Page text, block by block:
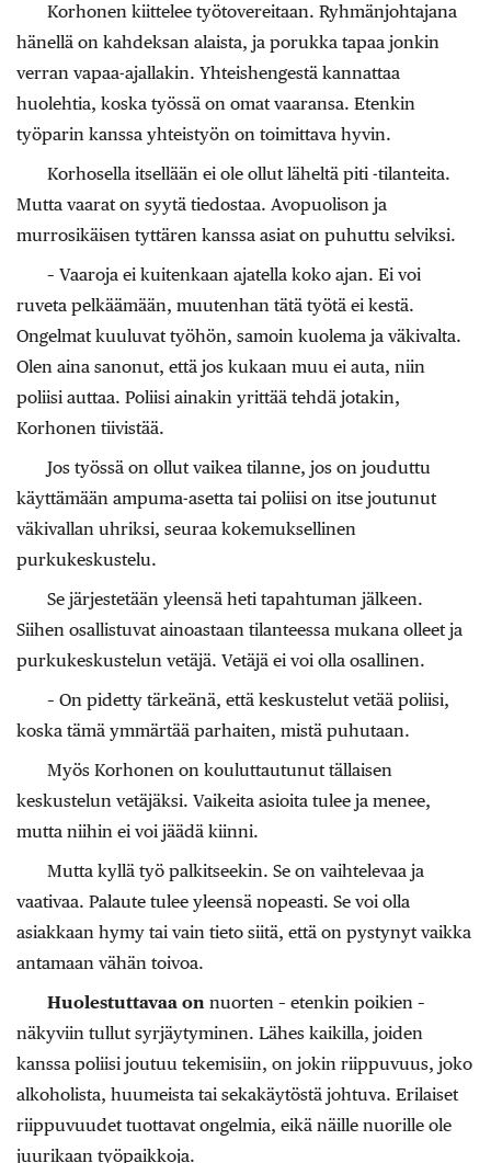
Korhonen kiittelee työtovereitaan. Ryhmänjohtajana
hänellä on kahdeksan alaista, ja porukka tapaa jonkin
verran vapaa-ajallakin. Yhteishengestä kannattaa
huolehtia, koska työssä on omat vaaransa. Etenkin
työparin kanssa yhteistyön on toimittava hyvin.
Korhosella itsellään ei ole ollut läheltä piti -tilanteita.
Mutta vaarat on syytä tiedostaa. Avopuolison ja
murrosikäisen tyttären kanssa asiat on puhuttu selviksi.
– Vaaroja ei kuitenkaan ajatella koko ajan. Ei voi
ruveta pelkäämään, muutenhan tätä työtä ei kestä.
Ongelmat kuuluvat työhön, samoin kuolema ja väkivalta.
Olen aina sanonut, että jos kukaan muu ei auta, niin
poliisi auttaa. Poliisi ainakin yrittää tehdä jotakin,
Korhonen tiivistää.
Jos työssä on ollut vaikea tilanne, jos on jouduttu
käyttämään ampuma-asetta tai poliisi on itse joutunut
väkivallan uhriksi, seuraa kokemuksellinen
purkukeskustelu.
Se järjestetään yleensä heti tapahtuman jälkeen.
Siihen osallistuvat ainoastaan tilanteessa mukana olleet ja
purkukeskustelun vetäjä. Vetäjä ei voi olla osallinen.
– On pidetty tärkeänä, että keskustelut vetää poliisi,
koska tämä ymmärtää parhaiten, mistä puhutaan.
Myös Korhonen on kouluttautunut tällaisen
keskustelun vetäjäksi. Vaikeita asioita tulee ja menee,
mutta niihin ei voi jäädä kiinni.
Mutta kyllä työ palkitseekin. Se on vaihtelevaa ja
vaativaa. Palaute tulee yleensä nopeasti. Se voi olla
asiakkaan hymy tai vain tieto siitä, että on pystynyt vaikka
antamaan vähän toivoa.
Huolestuttavaa on nuorten – etenkin poikien –
näkyviin tullut syrjäytyminen. Lähes kaikilla, joiden
kanssa poliisi joutuu tekemisiin, on jokin riippuvuus, joko
alkoholista, huumeista tai sekakäytöstä johtuva. Erilaiset
riippuvuudet tuottavat ongelmia, eikä näille nuorille ole
juurikaan työpaikkoja.